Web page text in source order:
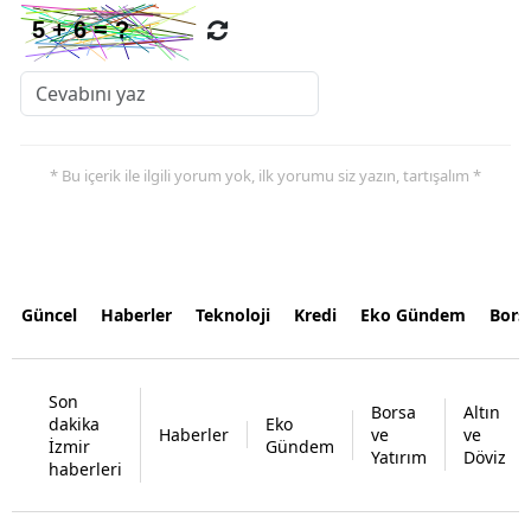
* Bu içerik ile ilgili yorum yok, ilk yorumu siz yazın, tartışalım *
Güncel Haberler Teknoloji Kredi Eko Gündem
Son
dakika
İzmir
haberleri
Haberler
Eko
Gündem
Borsa
ve
Yatırım
Altın
ve
Döviz